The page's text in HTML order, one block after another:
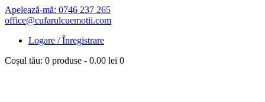
Apelează-mă: 0746 237 265
office@cufarulcuemotii.com
Logare / Înregistrare
Coșul tău: 0 produse - 0.00 lei 0